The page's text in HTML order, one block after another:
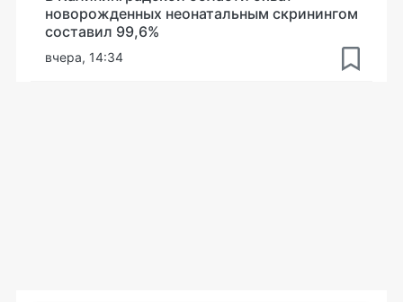
новорожденных неонатальным скринингом
составил 99,6%
вчера, 14:34